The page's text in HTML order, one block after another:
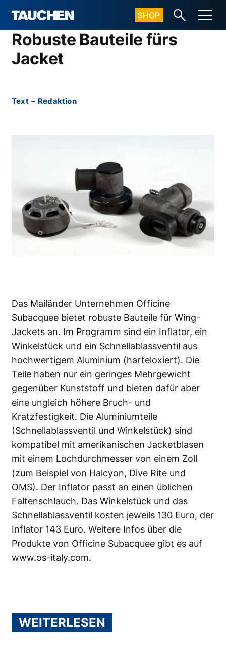
SHOP
Robuste Bauteile fürs
Jacket
Text – Redaktion
Das Mailänder Unternehmen Officine
Subacquee bietet robuste Bauteile für Wing-
Jackets an. Im Programm sind ein Inflator, ein
Winkelstück und ein Schnellablassventil aus
hochwertigem Aluminium (harteloxiert). Die
Teile haben nur ein geringes Mehrgewicht
gegenüber Kunststoff und bieten dafür aber
eine ungleich höhere Bruch- und
Kratzfestigkeit. Die Aluminiumteile
(Schnellablassventil und Winkelstück) sind
kompatibel mit amerikanischen Jacketblasen
mit einem Lochdurchmesser von einem Zoll
(zum Beispiel von Halcyon, Dive Rite und
OMS). Der Inflator passt an einen üblichen
Faltenschlauch. Das Winkelstück und das
Schnellablassventil kosten jeweils 130 Euro, der
Inflator 143 Euro. Weitere Infos über die
Produkte von Officine Subacquee gibt es auf
www.os-italy.com.
WEITERLESEN